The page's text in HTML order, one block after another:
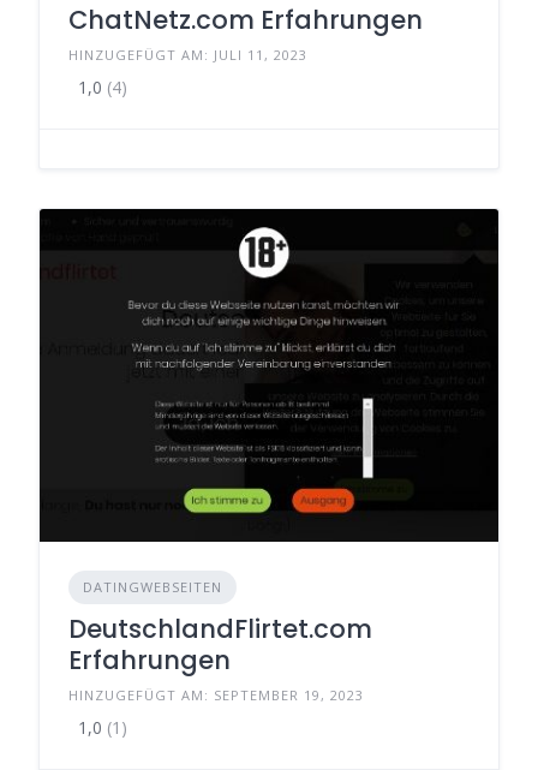
ChatNetz.com Erfahrungen
HINZUGEFÜGT AM: JULI 11, 2023
1,0 (4)
DATINGWEBSEITEN
DeutschlandFlirtet.com
Erfahrungen
HINZUGEFÜGT AM: SEPTEMBER 19, 2023
1,0 (1)